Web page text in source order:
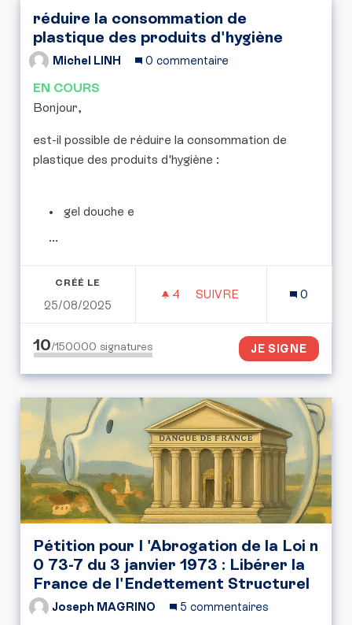
réduire la consommation de
plastique des produits d'hygiène
Michel LINH 0 commentaire
EN COURS
Bonjour,
est-il possible de réduire la consommation de
plastique des produits d'hygiène :
gel douche e
...
CRÉÉ LE
25/08/2025
4 4 ABONNÉS
SUIVRE
0
10/150000 signatures JE SIGNE
Pétition pour I 'Abrogation de la Loi n
0 73-7 du 3 janvier 1973 : Libérer la
France de l'Endettement Structurel
Joseph MAGRINO 5 commentaires